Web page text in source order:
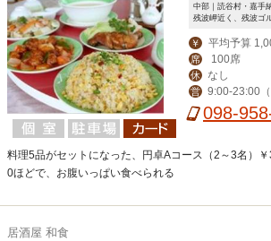
中部｜読谷村・嘉手
残波岬近く、残波ゴ
￥ 平均予算
席 100席
休 なし
営 9:00-23:00
098-
料理5品がセットになった、円卓Aコース（2～3名）
0ほどで、お腹いっぱい食べられる
居酒屋 和食